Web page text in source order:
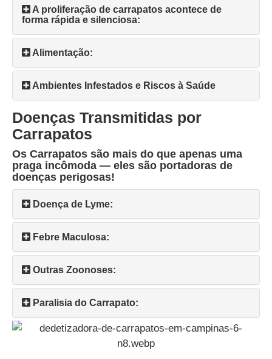
A proliferação de carrapatos acontece de
forma rápida e silenciosa:
Alimentação:
Ambientes Infestados e Riscos à Saúde
Doenças Transmitidas por
Carrapatos
Os Carrapatos são mais do que apenas uma
praga incômoda — eles são portadoras de
doenças perigosas!
Doença de Lyme:
Febre Maculosa:
Outras Zoonoses:
Paralisia do Carrapato: